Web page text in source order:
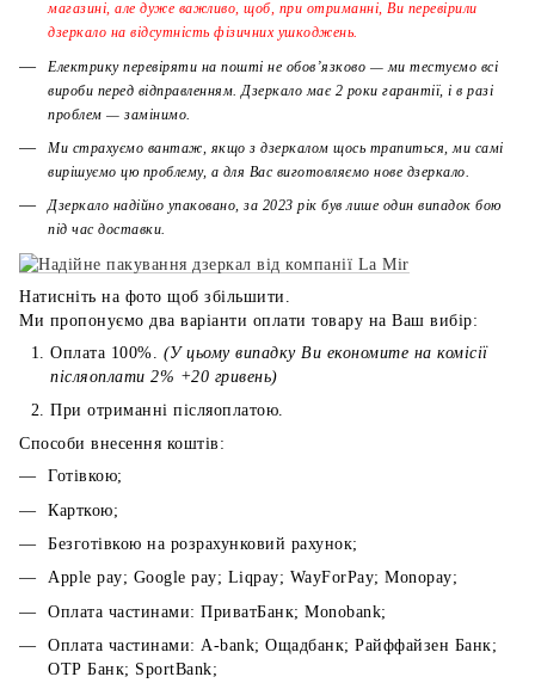
магазині, але дуже важливо, щоб, при отриманні, Ви перевірили
дзеркало на відсутність фізичних ушкоджень.
Електрику перевіряти на пошті не обов’язково — ми тестуємо всі
вироби перед відправленням. Дзеркало має 2 роки гарантії, і в разі
проблем — замінимо.
Ми страхуємо вантаж, якщо з дзеркалом щось трапиться, ми самі
вирішуємо цю проблему, а для Вас виготовляємо нове дзеркало.
Дзеркало надійно упаковано, за 2023 рік був лише один випадок бою
під час доставки.
Натисніть на фото щоб збільшити.
Ми пропонуємо два варіанти оплати товару на Ваш вибір:
Оплата 100%. (У цьому випадку Ви економите на комісії
післяоплати 2% +20 гривень)
При отриманні післяоплатою.
Способи внесення коштів:
Готівкою;
Карткою;
Безготівкою на розрахунковий рахунок;
Apple pay; Google pay; Liqpay; WayForPay; Monopay;
Оплата частинами: ПриватБанк; Monobank;
Оплата частинами: A-bank; Ощадбанк; Райффайзен Банк;
ОТР Банк; SportBank;